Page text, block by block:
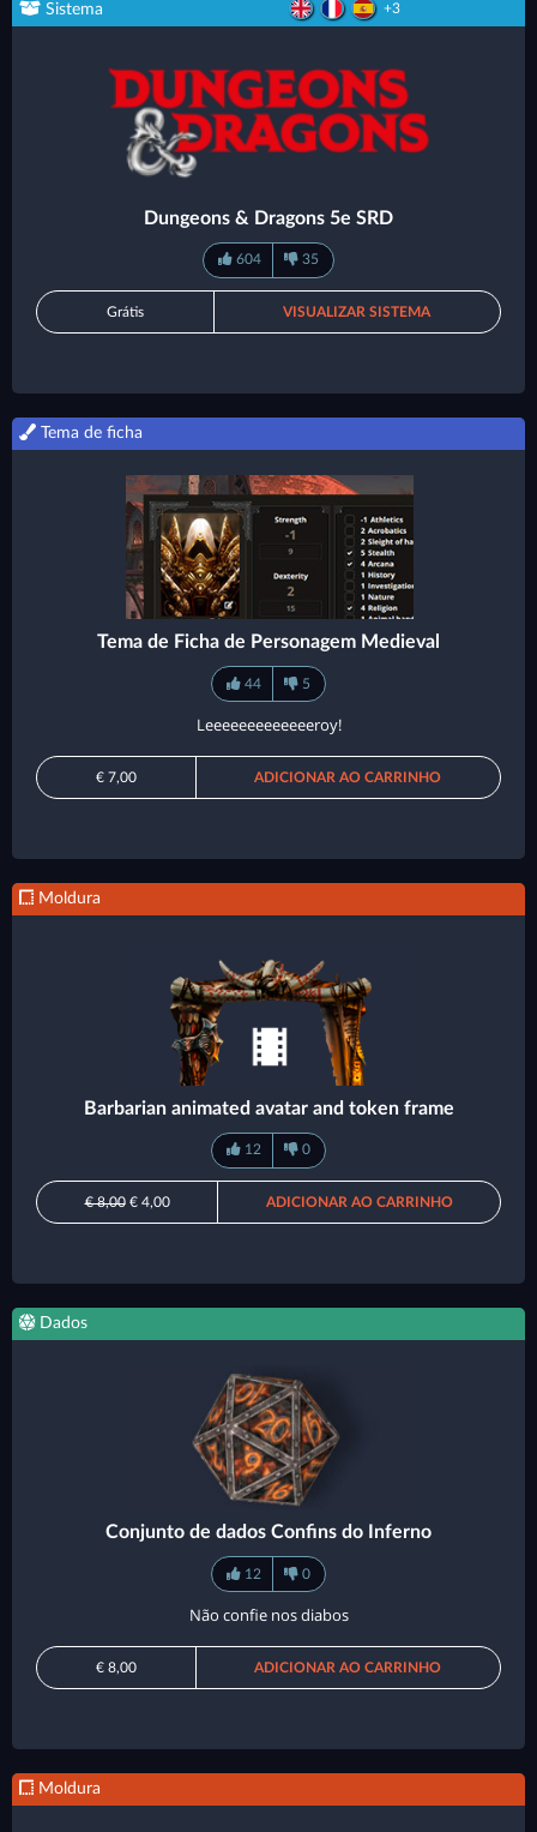
Sistema +3
Dungeons & Dragons 5e SRD
604 35
Grátis VISUALIZAR SISTEMA
Tema de ficha
Tema de Ficha de Personagem Medieval
44 5
Leeeeeeeeeeeeeroy!
€ 7,00 ADICIONAR AO CARRINHO
Moldura
Barbarian animated avatar and token frame
12 0
€ 8,00€ 4,00 ADICIONAR AO CARRINHO
Dados
Conjunto de dados Confins do Inferno
12 0
Não confie nos diabos
€ 8,00 ADICIONAR AO CARRINHO
Moldura